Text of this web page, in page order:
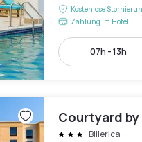
Kostenlose
Zahlung im Hotel
07h - 13h
Courtyard
Billerica